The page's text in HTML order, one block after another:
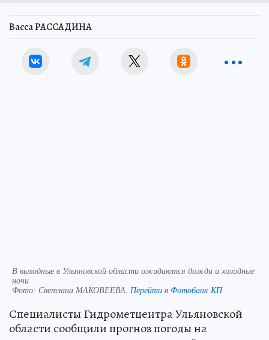
Васса РАССАДИНА
В выходные в Ульяновской области ожидаются дожди и холодные
ночи
Фото: Светлана МАКОВЕЕВА. Перейти в Фотобанк КП
Специалисты Гидрометцентра Ульяновской
области сообщили прогноз погоды на